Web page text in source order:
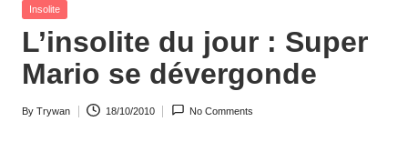
d
P
la
y.
Posted
Insolite
L’insolite du jour : Super
Mario se dévergonde
Posted
By Trywan 18/10/2010 No Comments